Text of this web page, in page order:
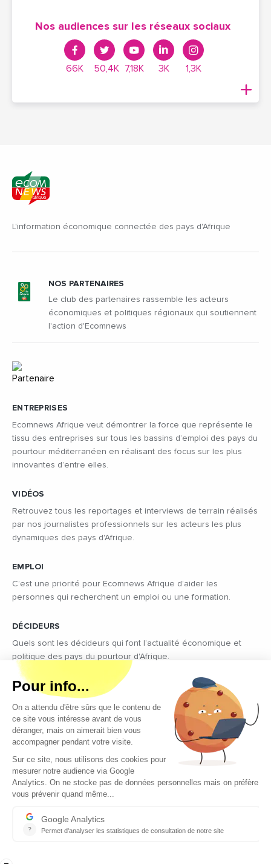
Nos audiences sur les réseaux sociaux
66K 50,4K 7,18K 3K 1,3K
L'information économique connectée des pays d'Afrique
ENTREPRISES
Ecomnews Afrique veut démontrer la force que représente le
tissu des entreprises sur tous les bassins d’emploi des pays du
pourtour méditerranéen en réalisant des focus sur les plus
innovantes d’entre elles.
VIDÉOS
Retrouvez tous les reportages et interviews de terrain réalisés
par nos journalistes professionnels sur les acteurs les plus
dynamiques des pays d'Afrique.
EMPLOI
C’est une priorité pour Ecomnews Afrique d’aider les
personnes qui recherchent un emploi ou une formation.
DÉCIDEURS
Quels sont les décideurs qui font l’actualité économique et
politique des pays du pourtour d'Afrique.
NOS PARTENAIRES
Le club des partenaires rassemble les acteurs
économiques et politiques régionaux qui soutiennent
l'action d'Ecomnews
Copyright © 2026 - Tous droits réservés
Qui sommes-nous ?
Contact